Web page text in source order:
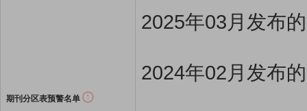
期刊分区表预警名单
2025年03月发布
2024年02月发布